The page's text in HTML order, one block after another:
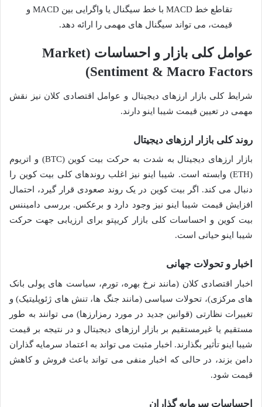
تقاطع خط MACD با خط سیگنال یا واگرایی بین MACD و
قیمت، می تواند سیگنال های مهمی را ارائه دهد.
عوامل کلی بازار و احساسات (Market
Sentiment & Macro Factors)
شرایط کلی بازار ارزهای دیجیتال و عوامل اقتصادی کلان نیز نقش
مهمی در تعیین قیمت شیبا اینو دارند.
روند کلی بازار ارزهای دیجیتال
بازار ارزهای دیجیتال به شدت به حرکت بیت کوین (BTC) و اتریوم
(ETH) وابسته است. شیبا اینو نیز اغلب روندهای کلی بیت کوین را
دنبال می کند. اگر بیت کوین در یک روند صعودی قرار گیرد، احتمال
افزایش قیمت شیبا اینو نیز وجود دارد و برعکس. بررسی دامیننس
بیت کوین و احساسات کلی بازار کریپتو برای ارزیابی جهت حرکت
شیبا اینو حیاتی است.
اخبار و تحولات جهانی
اخبار اقتصادی کلان (مانند نرخ بهره، تورم، سیاست های پولی بانک
های مرکزی)، تحولات سیاسی (مانند جنگ ها، تنش های ژئوپلیتیک) و
تغییرات نظارتی (قوانین جدید در مورد رمزارزها) می توانند به طور
مستقیم یا غیرمستقیم بر بازار ارزهای دیجیتال و در نتیجه بر قیمت
شیبا اینو تأثیر بگذارند. اخبار مثبت می تواند به اعتماد سرمایه گذاران
دامن بزند، در حالی که اخبار منفی می تواند باعث فروش و کاهش
قیمت شود.
احساسات سرمایه گذاران